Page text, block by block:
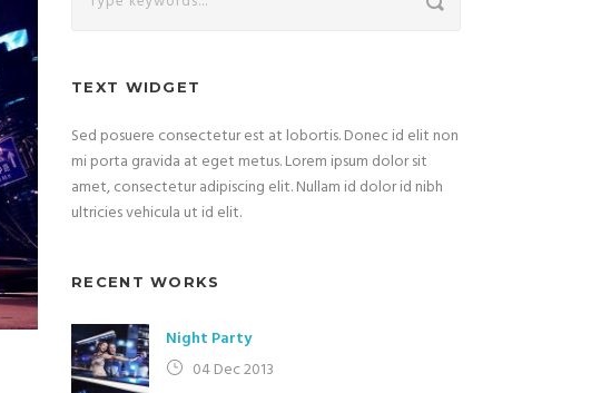
TEXT WIDGET
Sed posuere consectetur est at lobortis. Donec id elit non
mi porta gravida at eget metus. Lorem ipsum dolor sit
amet, consectetur adipiscing elit. Nullam id dolor id nibh
ultricies vehicula ut id elit.
RECENT WORKS
Night Party
04 Dec 2013